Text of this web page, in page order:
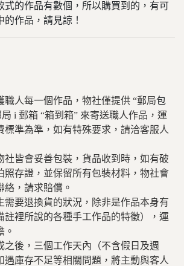
式的作品有數個，所以購買到的，有可
的作品，請見諒！
職人每一個作品，物社僅提供 “郵局包
局 i 郵箱 “箱到箱” 來寄送職人作品，運
標準為準，如有特殊要求，請洽客服人
社皆會妥善包裝，貨品收到時，如有破
照存證，並保留所有包裝材料，物社會
絡，請求賠償。
需要退換貨的狀況，除非是作品本身有
註裡所說的各種手工作品的特徵），運
。
之後，三個工作天內（不含假日及週
遇庫存不足等相關問題，將主動與客人